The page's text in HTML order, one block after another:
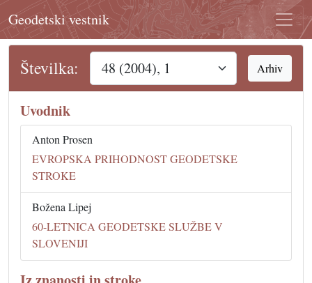
Geodetski vestnik
Številka: Arhiv
Uvodnik
Anton Prosen
EVROPSKA PRIHODNOST GEODETSKE
STROKE
Božena Lipej
60-LETNICA GEODETSKE SLUŽBE V
SLOVENIJI